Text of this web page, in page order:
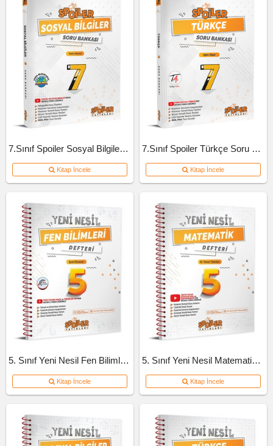
7.Sınıf Spoiler Sosyal Bilgiler Soru Bankası
Kitap İncele
7.Sınıf Spoiler Türkçe Soru Bankası
Kitap İncele
5. Sınıf Yeni Nesil Fen Bilimleri Defteri
Kitap İncele
5. Sınıf Yeni Nesil Matematik Defteri
Kitap İncele